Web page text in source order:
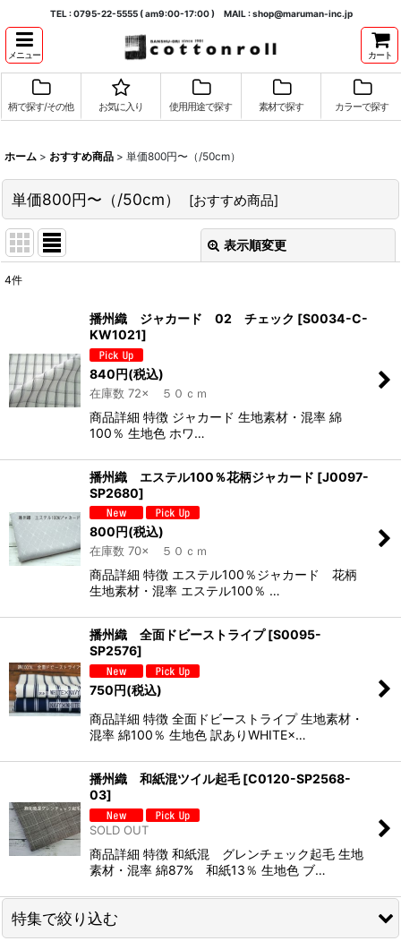
TEL : 0795-22-5555 ( am9:00-17:00 ) MAIL : shop@maruman-inc.jp
メニュー カート
柄で探す/その他 お気に入り 使用用途で探す 素材で探す カラーで探す
ホーム > おすすめ商品 > 単価800円〜（/50cm）
単価800円〜（/50cm） [おすすめ商品]
表示順変更
絞り込む
4件
播州織 ジャカード 02 チェック [S0034-C-
KW1021]
840円(税込)
在庫数 72× ５０ｃｍ
商品詳細 特徴 ジャカード 生地素材・混率 綿
100％ 生地色 ホワ…
播州織 エステル100％花柄ジャカード [J0097-
SP2680]
800円(税込)
在庫数 70× ５０ｃｍ
商品詳細 特徴 エステル100％ジャカード 花柄
生地素材・混率 エステル100％ …
播州織 全面ドビーストライプ [S0095-
SP2576]
750円(税込)
商品詳細 特徴 全面ドビーストライプ 生地素材・
混率 綿100％ 生地色 訳ありWHITE×…
播州織 和紙混ツイル起毛 [C0120-SP2568-
03]
SOLD OUT
商品詳細 特徴 和紙混 グレンチェック起毛 生地
素材・混率 綿87% 和紙13％ 生地色 ブ…
特集で絞り込む